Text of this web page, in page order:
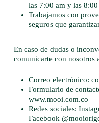
las 7:00 am y las
Trabajamos con
seguros que
En caso de dudas o
comunicarte con nosotros
Correo electrónico:
Formulario de
www.mooi.com.co
Redes sociales:
Facebook